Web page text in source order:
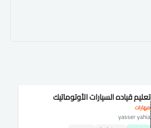
مهارات
تعليم قياده السيارات الأوتوماتيك
yasser yahia